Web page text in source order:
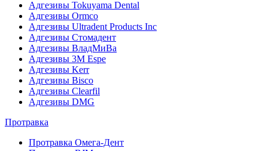
Адгезивы Tokuyama Dental
Адгезивы Ormco
Адгезивы Ultradent Products Inc
Адгезивы Стомадент
Адгезивы ВладМиВа
Адгезивы 3M Espe
Адгезивы Kerr
Адгезивы Bisco
Адгезивы Clearfil
Адгезивы DMG
Протравка
Протравка Омега-Дент